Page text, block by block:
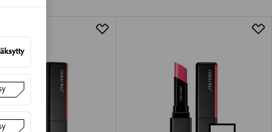
valittuun osoitteeseen.